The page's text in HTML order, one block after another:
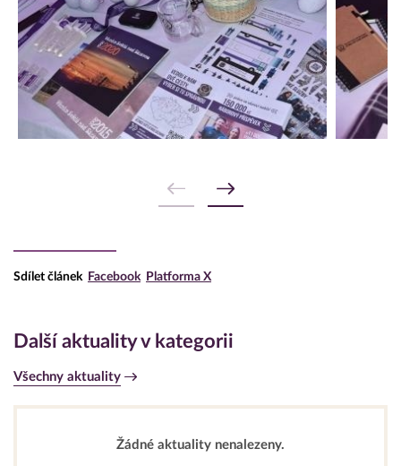
Sdílet článek Facebook Platforma X
Další aktuality v kategorii
Všechny aktuality
Žádné aktuality nenalezeny.